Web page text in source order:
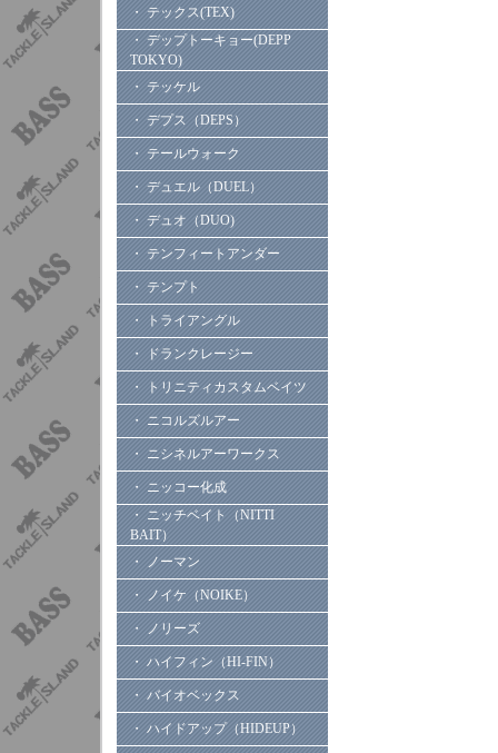
・ テックス(TEX)
・ デップトーキョー(DEPP
TOKYO)
・ テッケル
・ デプス（DEPS）
・ テールウォーク
・ デュエル（DUEL）
・ デュオ（DUO)
・ テンフィートアンダー
・ テンプト
・ トライアングル
・ ドランクレージー
・ トリニティカスタムベイツ
・ ニコルズルアー
・ ニシネルアーワークス
・ ニッコー化成
・ ニッチベイト（NITTI
BAIT）
・ ノーマン
・ ノイケ（NOIKE）
・ ノリーズ
・ ハイフィン（HI-FIN）
・ バイオベックス
・ ハイドアップ（HIDEUP）